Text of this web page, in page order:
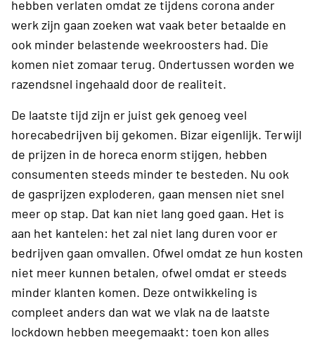
hebben verlaten omdat ze tijdens corona ander
werk zijn gaan zoeken wat vaak beter betaalde en
ook minder belastende weekroosters had. Die
komen niet zomaar terug. Ondertussen worden we
razendsnel ingehaald door de realiteit.
De laatste tijd zijn er juist gek genoeg veel
horecabedrijven bij gekomen. Bizar eigenlijk. Terwijl
de prijzen in de horeca enorm stijgen, hebben
consumenten steeds minder te besteden. Nu ook
de gasprijzen exploderen, gaan mensen niet snel
meer op stap. Dat kan niet lang goed gaan. Het is
aan het kantelen: het zal niet lang duren voor er
bedrijven gaan omvallen. Ofwel omdat ze hun kosten
niet meer kunnen betalen, ofwel omdat er steeds
minder klanten komen. Deze ontwikkeling is
compleet anders dan wat we vlak na de laatste
lockdown hebben meegemaakt: toen kon alles